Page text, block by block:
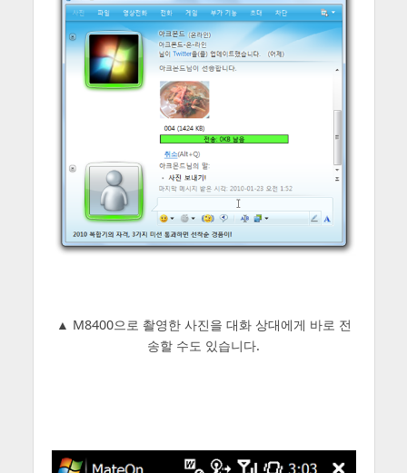
▲ M8400으로 촬영한 사진을 대화 상대에게 바로 전
송할 수도 있습니다.